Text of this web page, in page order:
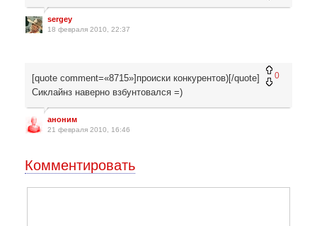
sergey
18 февраля 2010, 22:37
0
[quote comment=«8715»]происки конкурентов)[/quote]
Сиклайнз наверно взбунтовался =)
аноним
21 февраля 2010, 16:46
Комментировать